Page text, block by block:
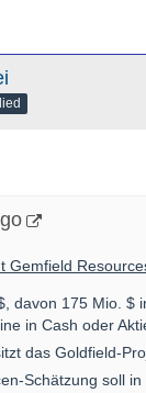
Gemfield
davon 175 Mio. $
in Cash oder
das Goldfield-
Schätzung soll